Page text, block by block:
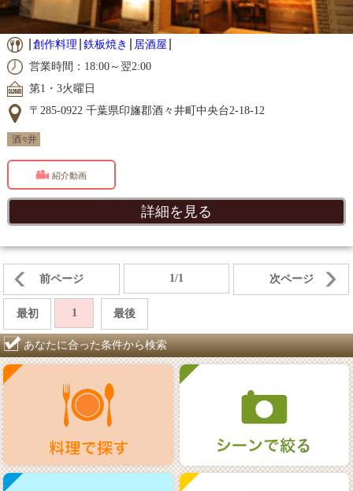
創作料理 鉄板焼き
居酒屋
営業時間：18:00～翌2:00
第1・3火曜日
〒285-0922 千葉県印旛郡酒々井町中央台2-18-12
酒々井
紹介動画
詳細を見る
前ページ 1/1 次ページ
最初 1 最後
あなたに合った条件から検索